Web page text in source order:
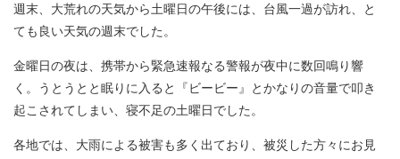
週末、大荒れの天気から土曜日の午後には、台風一過が訪れ、と
ても良い天気の週末でした。
金曜日の夜は、携帯から緊急速報なる警報が夜中に数回鳴り響
く。うとうとと眠りに入ると『ビービー』とかなりの音量で叩き
起こされてしまい、寝不足の土曜日でした。
各地では、大雨による被害も多く出ており、被災した方々にお見